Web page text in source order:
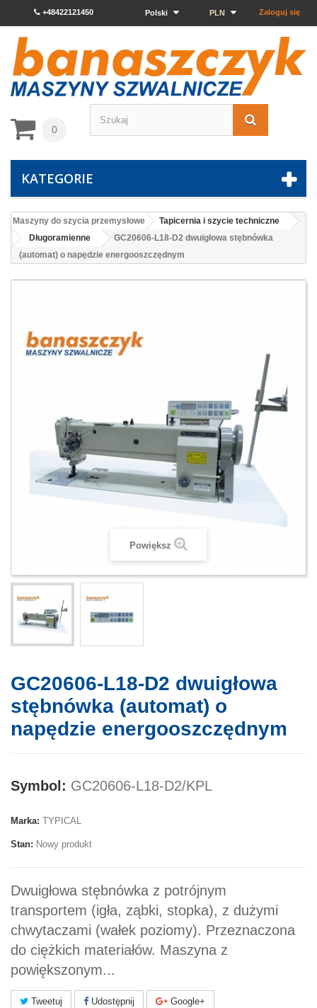
Zaloguj się
PLN
Polski
+48422121450
0
KATEGORIE
Maszyny do szycia przemysłowe
Tapicernia i szycie techniczne
Długoramienne
GC20606-L18-D2 dwuigłowa stębnówka
(automat) o napędzie energooszczędnym
Powiększ
GC20606-L18-D2 dwuigłowa
stębnówka (automat) o
napędzie energooszczędnym
Symbol: GC20606-L18-D2/KPL
Marka: TYPICAL
Stan: Nowy produkt
Dwuigłowa stębnówka z potrójnym
transportem (igła, ząbki, stopka), z dużymi
chwytaczami (wałek poziomy). Przeznaczona
do ciężkich materiałów. Maszyna z
powiększonym...
Tweetuj Udostępnij Google+